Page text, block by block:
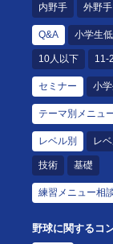
内野手 外野手
Q&A 小学生
10人以下 11-
セミナー 小
テーマ別メニュ
レベル別 レ
技術 基礎
練習メニュー相
野球に関するコ